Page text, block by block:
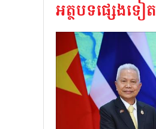
អត្ថបទផ្សេងទៀត